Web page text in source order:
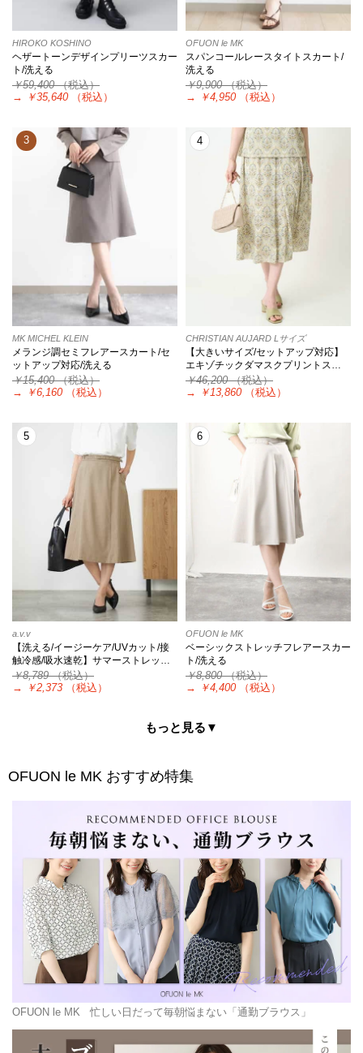
HIROKO KOSHINO
ヘザートーンデザインプリーツスカー
ト/洗える
￥59,400（税込）
→
￥35,640 （税込）
OFUON le MK
スパンコールレースタイトスカート/
洗える
￥9,900（税込）
→
￥4,950 （税込）
3
MK MICHEL KLEIN
メランジ調セミフレアースカート/セ
ットアップ対応/洗える
￥15,400（税込）
→
￥6,160 （税込）
4
CHRISTIAN AUJARD Lサイズ
【大きいサイズ/セットアップ対応】
エキゾチックダマスクプリントス…
￥46,200（税込）
→
￥13,860 （税込）
5
a.v.v
【洗える/イージーケア/UVカット/接
触冷感/吸水速乾】サマーストレッ…
￥8,789（税込）
→
￥2,373 （税込）
6
OFUON le MK
ベーシックストレッチフレアースカー
ト/洗える
￥8,800（税込）
→
￥4,400 （税込）
もっと見る▼
OFUON le MK おすすめ特集
OFUON le MK 忙しい日だって毎朝悩まない「通勤ブラウス」